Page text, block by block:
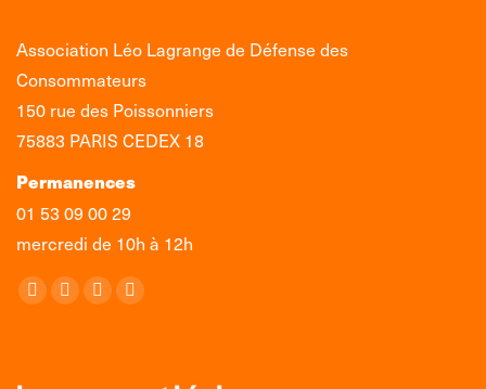
Association Léo Lagrange de Défense des
Consommateurs
150 rue des Poissonniers
75883 PARIS CEDEX 18
Permanences
01 53 09 00 29
mercredi de 10h à 12h
Retrouvez-nous sur :
La
La
La
La